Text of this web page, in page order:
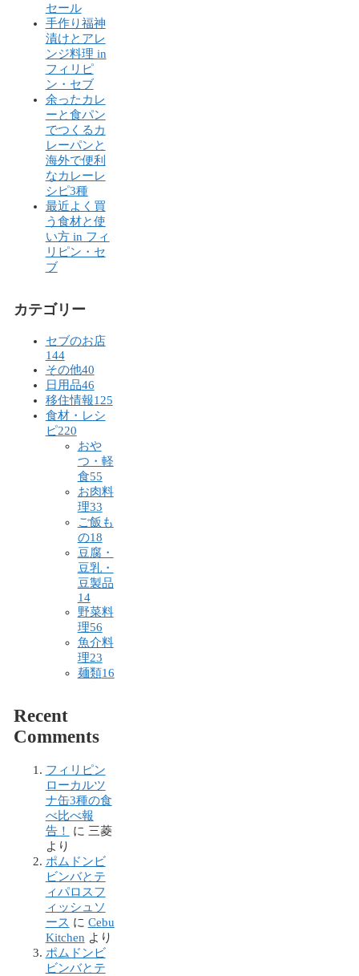
セール
手作り福神
漬けとアレ
ンジ料理 in
フィリピ
ン・セブ
余ったカレ
ーと食パン
でつくるカ
レーパンと
海外で便利
なカレーレ
シピ3種
最近よく買
う食材と使
い方 in フィ
リピン・セ
ブ
カテゴリー
セブのお店
144
その他40
日用品46
移住情報125
食材・レシ
ピ220
おや
つ・軽
食55
お肉料
理33
ご飯も
の18
豆腐・
豆乳・
豆製品
14
野菜料
理56
魚介料
理23
麺類16
Recent
Comments
フィリピン
ローカルツ
ナ缶3種の食
べ比べ報
告！
に 三菱
より
ポムドンビ
ビンバとテ
ィパロスフ
ィッシュソ
ース に Cebu
Kitchen より
ポムドンビ
ビンバとテ